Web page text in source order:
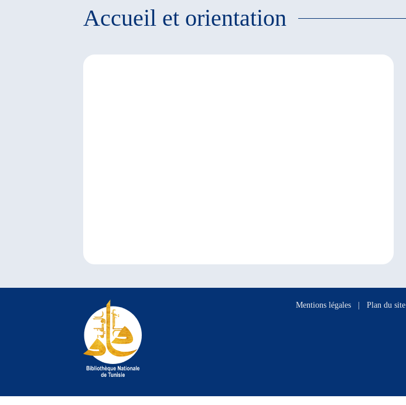
Accueil et orientation
Mentions légales Plan du site